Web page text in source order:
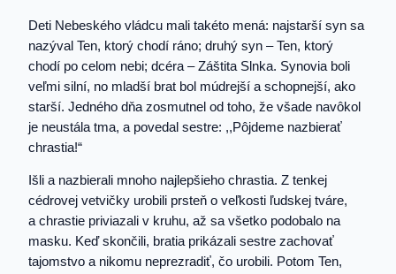
Deti Nebeského vládcu mali takéto mená: najstarší syn sa
nazýval Ten, ktorý chodí ráno; druhý syn – Ten, ktorý
chodí po celom nebi; dcéra – Záštita Slnka. Synovia boli
veľmi silní, no mladší brat bol múdrejší a schopnejší, ako
starší. Jedného dňa zosmutnel od toho, že všade navôkol
je neustála tma, a povedal sestre: ,,Pôjdeme nazbierať
chrastia!“
Išli a nazbierali mnoho najlepšieho chrastia. Z tenkej
cédrovej vetvičky urobili prsteň o veľkosti ľudskej tváre,
a chrastie priviazali v kruhu, až sa všetko podobalo na
masku. Keď skončili, bratia prikázali sestre zachovať
tajomstvo a nikomu neprezradiť, čo urobili. Potom Ten,